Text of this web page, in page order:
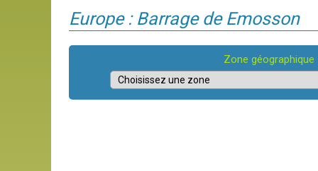
Europe : Barrage de Emosson
Zone géographique